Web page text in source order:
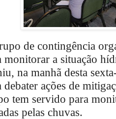
de contingência
monitorar a situação
na manhã desta
debater ações de
tem servido para
pelas chuvas.